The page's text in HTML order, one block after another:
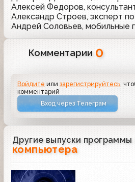
Алексей Федоров,
Александр Строев, эксперт
Андрей Соловьев, мобильные
Комментарии 0
Войдите илизарегистрируйтесь ,
комментарий
Вход через Телеграм
Другие выпуски программы
компьютера